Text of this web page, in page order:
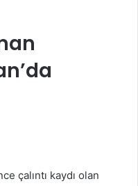
çalıntı kaydı olan